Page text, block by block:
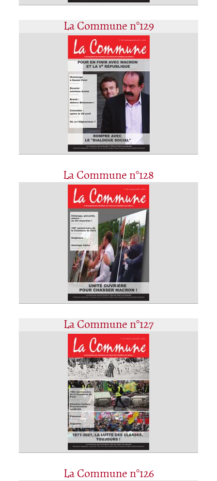
La Commune n°129
La Commune n°128
La Commune n°127
La Commune n°126